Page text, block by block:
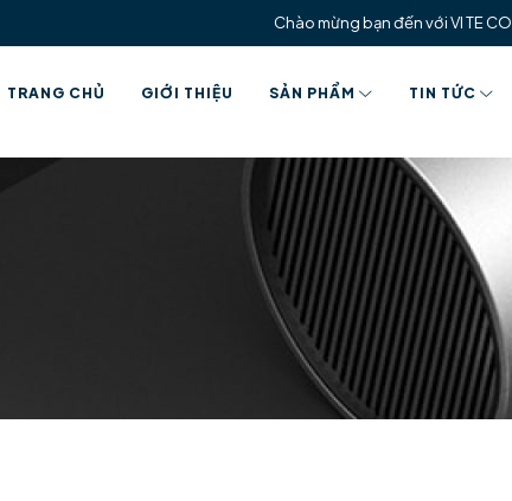
Chào mừng bạn đến với VI TE CO
TRANG CHỦ GIỚI THIỆU SẢN PHẨM TIN TỨC